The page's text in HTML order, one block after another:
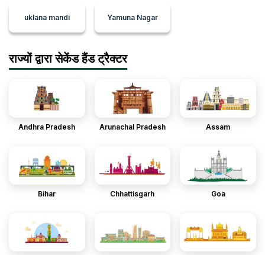
uklana mandi Yamuna Nagar
राज्यों द्वारा सेकेंड हैंड ट्रैक्टर
Andhra Pradesh Arunachal Pradesh Assam
Bihar Chhattisgarh Goa